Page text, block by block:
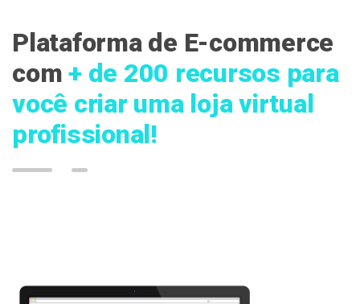
Plataforma de E-commerce
com + de 200 recursos para
você criar uma loja virtual
profissional!